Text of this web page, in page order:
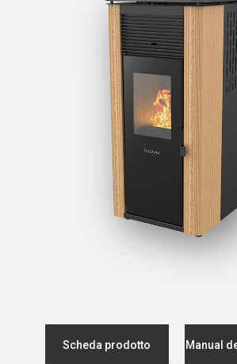
Scheda prodotto Manual